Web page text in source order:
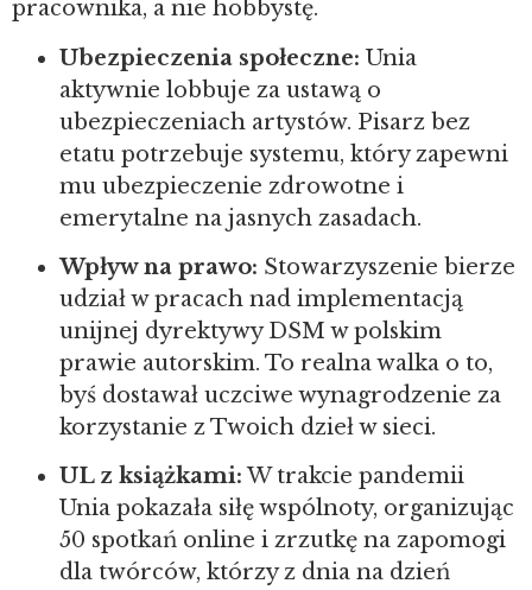
pracownika, a nie hobbystę.
Ubezpieczenia społeczne: Unia
aktywnie lobbuje za ustawą o
ubezpieczeniach artystów. Pisarz bez
etatu potrzebuje systemu, który zapewni
mu ubezpieczenie zdrowotne i
emerytalne na jasnych zasadach.
Wpływ na prawo: Stowarzyszenie bierze
udział w pracach nad implementacją
unijnej dyrektywy DSM w polskim
prawie autorskim. To realna walka o to,
byś dostawał uczciwe wynagrodzenie za
korzystanie z Twoich dzieł w sieci.
UL z książkami:W trakcie pandemii
Unia pokazała siłę wspólnoty, organizując
50 spotkań online i zrzutkę na zapomogi
dla twórców, którzy z dnia na dzień